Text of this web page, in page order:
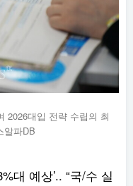
2026대입 전략 수립의 최
알파DB
대 예상’.. “국/수 실